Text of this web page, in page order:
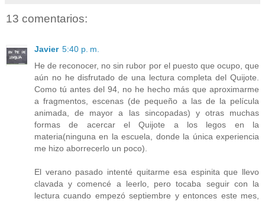
13 comentarios:
Javier 5:40 p. m.
He de reconocer, no sin rubor por el puesto que ocupo, que
aún no he disfrutado de una lectura completa del Quijote.
Como tú antes del 94, no he hecho más que aproximarme
a fragmentos, escenas (de pequeño a las de la película
animada, de mayor a las sincopadas) y otras muchas
formas de acercar el Quijote a los legos en la
materia(ninguna en la escuela, donde la única experiencia
me hizo aborrecerlo un poco).
El verano pasado intenté quitarme esa espinita que llevo
clavada y comencé a leerlo, pero tocaba seguir con la
lectura cuando empezó septiembre y entonces este mes,